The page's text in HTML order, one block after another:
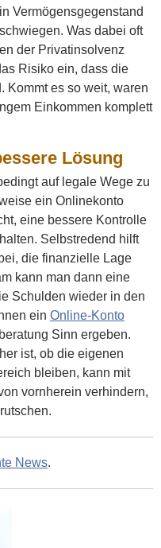
Vermögensgegenstand
Was dabei oft
der Privatinsolvenz
Risiko ein, dass die
Kommt es so weit, waren
Einkommen komplett
Lösung
auf legale Wege zu
ein Onlinekonto
eine bessere Kontrolle
Selbstredend hilft
die finanzielle Lage
kann man dann eine
Schulden wieder in den
ein Online-Konto
Sinn ergeben.
ist, ob die eigenen
bleiben, kann mit
vornherein verhindern,
News.